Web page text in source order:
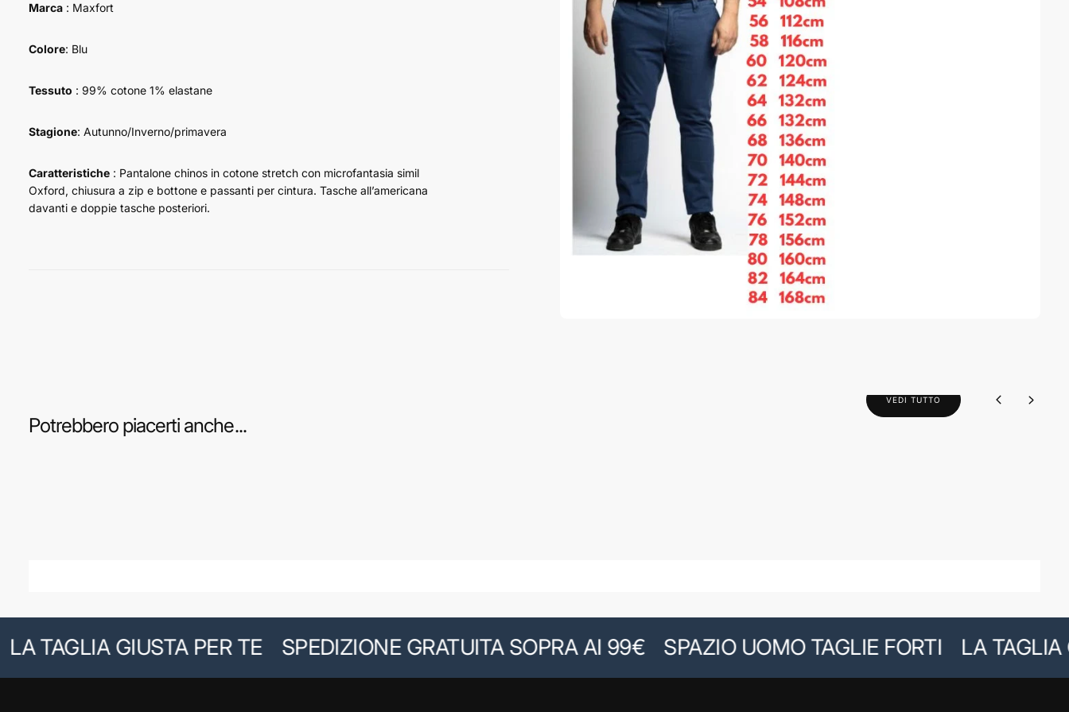
Marca : Maxfort
Colore: Blu
Tessuto : 99% cotone 1% elastane
Stagione: Autunno/Inverno/primavera
Caratteristiche : Pantalone chinos in cotone stretch con microfantasia simil
Oxford, chiusura a zip e bottone e passanti per cintura. Tasche all’americana
davanti e doppie tasche posteriori.
Potrebbero piacerti anche...
VEDI TUTTO
GIUSTA PER TE SPEDIZIONE GRATUITA SOPRA AI 99€ SPAZIO UOMO TAGLIE FORTI LA TAGLIA